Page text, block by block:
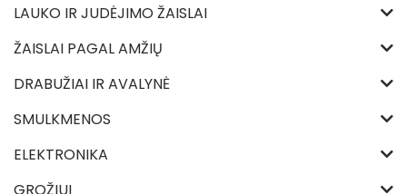
LAUKO IR JUDĖJIMO ŽAISLAI
ŽAISLAI PAGAL AMŽIŲ
DRABUŽIAI IR AVALYNĖ
SMULKMENOS
ELEKTRONIKA